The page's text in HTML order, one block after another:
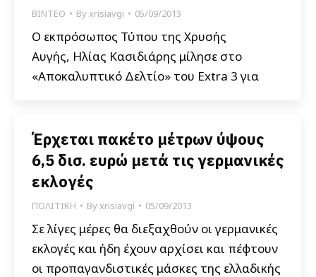
ΒΙΝΤΕΟ Byxrisiavgi 05/09/2013
Ο εκπρόσωπος Τύπου της Χρυσής
Αυγής, Ηλίας Κασιδιάρης μίλησε στο
«Αποκαλυπτικό Δελτίο» του Extra 3 για
Έρχεται πακέτο μέτρων ύψους
6,5 δισ. ευρώ μετά τις γερμανικές
εκλογές
ΠΟΛΙΤΙΚΗ Byxrisiavgi 05/09/2013
Σε λίγες μέρες θα διεξαχθούν οι γερμανικές
εκλογές και ήδη έχουν αρχίσει και πέφτουν
οι προπαγανδιστικές μάσκες της ελλαδικής